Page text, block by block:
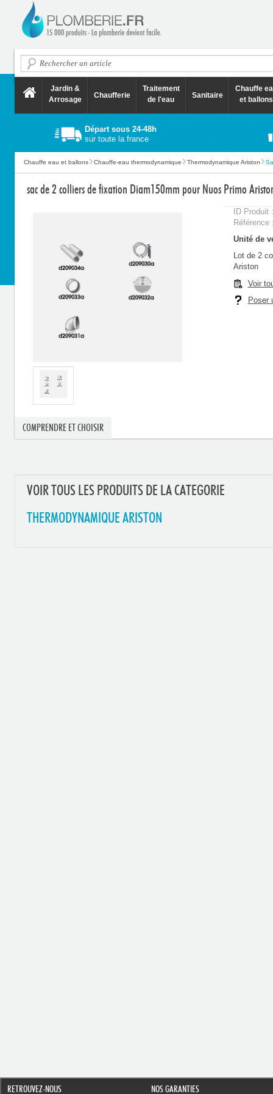
Jardin &
Arrosage
Chaufferie
Traitement
de l'eau
Sanitaire
Chauffe
et ballons
Départ sous 24-48h
sur toute la france
Chauffe eau et ballons Chauffe-eau thermodynamique Thermodynamique Ariston
sac de 2 colliers de fixation Diam150mm pour Nuos Primo
ID Produit
Unité de
Lot de 2
Ariston
Voir
Poser
COMPRENDRE ET CHOISIR
VOIR TOUS LES PRODUITS DE LA CATEGORIE
THERMODYNAMIQUE ARISTON
RETROUVEZ-NOUS NOS GARANTIES